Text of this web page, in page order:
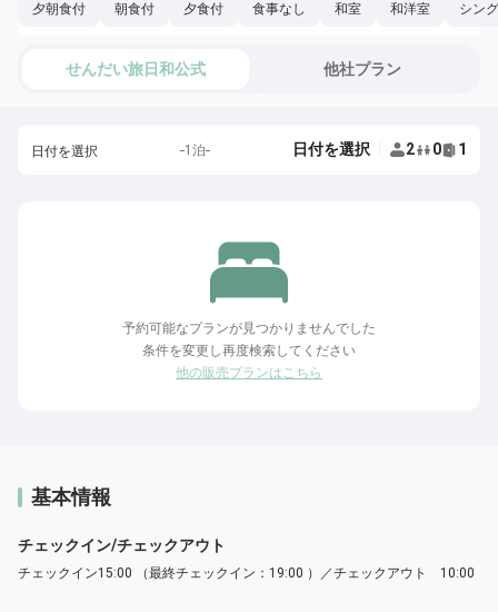
夕朝食付 朝食付 夕食付 食事なし 和室 和洋室 シン
せんだい旅日和公式 他社プラン
日付を選択 1泊 日付を選択 2 0 1
予約可能なプランが見つかりませんでした
条件を変更し再度検索してください
他の販売プランはこちら
基本情報
チェックイン/チェックアウト
チェックイン15:00 （最終チェックイン：19:00 ）／チェックアウト 10:00